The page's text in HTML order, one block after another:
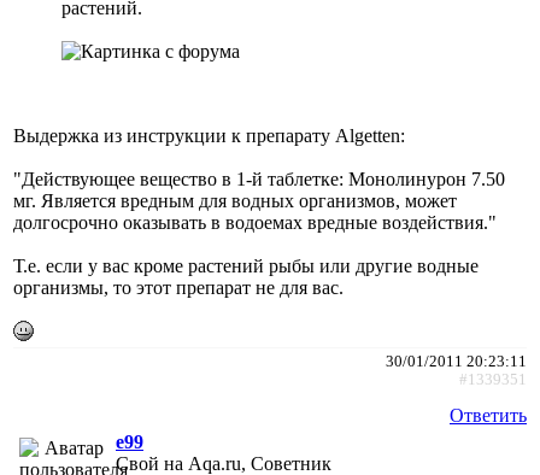
растений.
Выдержка из инструкции к препарату Algetten:
"Действующее вещество в 1-й таблетке: Монолинурон 7.50
мг. Является вредным для водных организмов, может
долгосрочно оказывать в водоемах вредные воздействия."
Т.е. если у вас кроме растений рыбы или другие водные
организмы, то этот препарат не для вас.
30/01/2011 20:23:11
#1339351
Ответить
e99
Свой на Aqa.ru, Советник